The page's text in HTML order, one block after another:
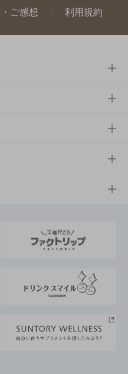
ご感想 利用規約
ビリティ経営